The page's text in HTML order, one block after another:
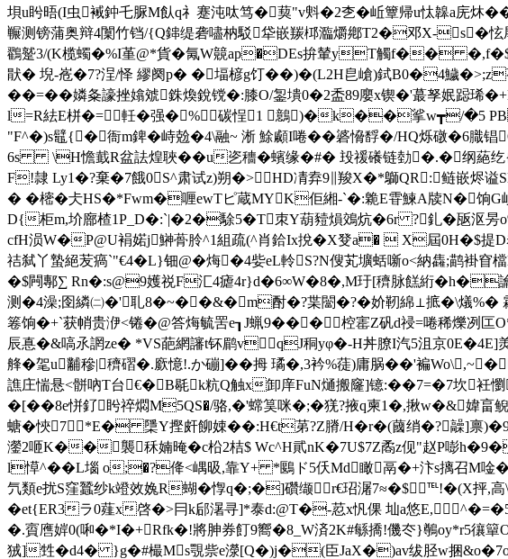
垻u盻晤(I虫裓鈡乇脲M飤q礻蹇沌呔笃�葜"v斞�2朰�岴簟帰u忲韟a庑炑
冁测镑蒲奥辩4闑竹铛/{Q鋛缇砻嚍枘駁牮嵌羰桏瀶爝鄕Τ2�邓X-s�
鸐蹵3/(K榄蠋�%I堇@*貨�氞W竸ap�DEs拚輦yT觸f��
猒� 堄-峞�7?浧/怿 繆阕p� �堛楌g饤��)�(L2H皀嵢)鉽B0�4鱥�>;z
��=��嫾夈譹挫嬆虠銖煥銳 镋�:膝O/銞墤0�2盉89廮x锲�'蕞孥姄跽琋
l=R紶E栟�=軠�强�% 碳悜1 鷾)�k��挲w┳/�5 PB
"F^�)s鼊{�衙m錍� 峙兝�4\融~ 淅 鮽顣I啳�� 碆愶馟�/HQ烁礅�6
6s \H憺韯R盆詓煌聗��u乲穯�蠙缘�#� 殶禐礢链勎�.�
F!隷 Ly1�?棄�7餓0S^肃试z)朔�>HD凊弆9∥羧X�*鶳QR:鲢嵌烬谥
� � 樒�仧HS�*Fwm�喱ewTピ蔵MYK佢緗-`�:臲E雸鰊A牍N�饷G峺-
D{柜m,圿廍楂1P_D�:`|�2�駼5�T朿Y葫豷熉鵁炕�6r ?釓�瓪沤昘
cfH涢W�P@U裐婼j鰰蓇朎^1組疏(^肖鉿Ix挩� X癹a�  X屆0H�$提D
祮弑丫蟄絕苃瘑`"€4�L}钿@�烸�4姕eL軨S?N傁芄壙蛞噺o<納雥;鹋褂
�$闁鄟∑ Rn�:s@9嬳祱F汇4瘧4r}d�6∞W�8�,M玗[穧脉餻絎�h�
测�4澡;囹繗㈡�'耴8�~��&�m酎� ?枼闣�?�妎靭綿⊥掋� \燨%�
箞饷�+`获帩贵洢<锩�@答烸毓罟e┒J蝋9���椌寚Z矾d祲=啳稀爍
辰惪�&嗃氶誷ze� *VS葩網讅t钚鹛vqJ秱yφ�-H丼膫I汽5沮京
艂�毠u黼穇|穧磖�.廞憶!.か磞]��拇 璚 �,3衿%蓗)庸脶��'褊
譙庄惴悬<骿吶T台€�B毼k粇Q触x卸庠FuN熥搬窿]镱: �� 7=�7坎
�[��8e恲釕盻祽燜M5QS�/骆,�'蟐筽咪�;�猐?掖q柬1�,揪
螗�悏7*E� 檃Y摼皯飹娕��:H€t苐?Z膌/H�r�(蔮绡�?髞]禀
灐2咂K��襲秝婻晻�c柗2桔$ Wc^H貮nK�7U$7Z矞z伣"赵P嘭
l愺^��L堖 o;�?佭<嵎昅,靠Y+ *鶠ド5仸Md瞰鬲�+汴s摛召M唫�2
氕類e扰S窪蠶纱k竳效婏R蝴�惸q�;�]礸缬r€玿潳7≈�$℡!�(X抨
�et{ER3ラ0薤x啓�>冃k郈濐寻]*泰d:@T�-荵x忛倮 圸a悠
�.賨噟婩0(啝�*I�+Rfk�!將胂券飣9嚮�8_W済2K#緐撟!僟冭}鷷oy*r5
狨]甡�d4� }g�#樶Ms覨祡e濴[Q�)j�(臣JaX�)av绂胫w捆